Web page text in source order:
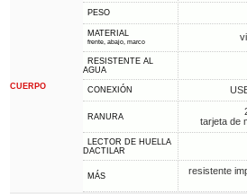
CUERPO
PESO
MATERIAL
frente, abajo, marco
RESISTENTE AL
AGUA
CONEXIÓN
RANURA
tarjeta de
LECTOR DE HUELLA
DACTILAR
MÁS
resistente